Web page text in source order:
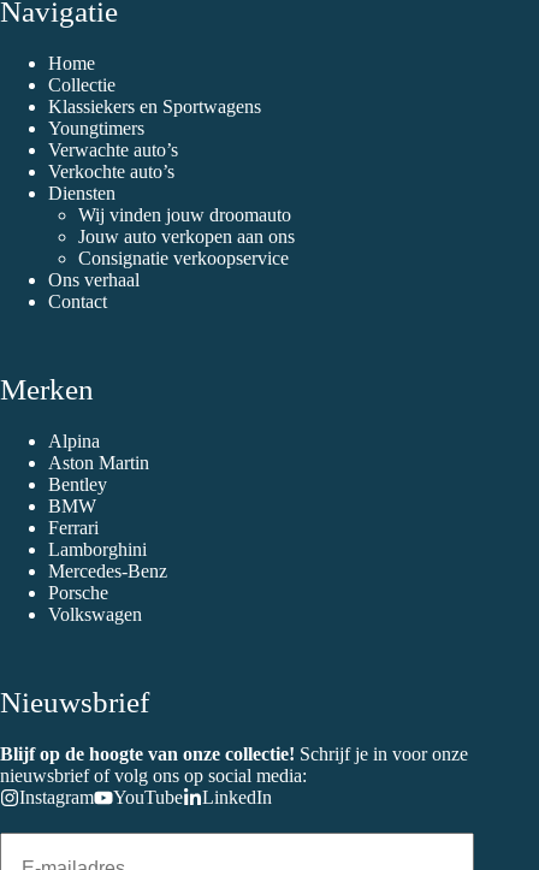
Navigatie
Home
Collectie
Klassiekers en Sportwagens
Youngtimers
Verwachte auto’s
Verkochte auto’s
Diensten
Wij vinden jouw droomauto
Jouw auto verkopen aan ons
Consignatie verkoopservice
Ons verhaal
Contact
Merken
Alpina
Aston Martin
Bentley
BMW
Ferrari
Lamborghini
Mercedes-Benz
Porsche
Volkswagen
Nieuwsbrief
Blijf op de hoogte van onze collectie! Schrijf je in voor onze
nieuwsbrief of volg ons op social media:
Instagram
YouTube LinkedIn
mailadres